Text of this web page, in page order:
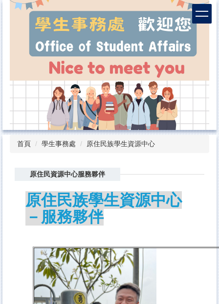
首頁 學生事務處 原住民族學生資源中心
原住民資源中心服務夥伴
原住民族學生資源中心
－服務夥伴